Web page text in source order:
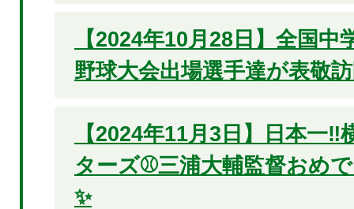
【2024年10月28日】全国中
野球大会出場選手達が表敬
【2024年11月3日】日本一
ターズ⚾三浦大輔監督おめ
✨